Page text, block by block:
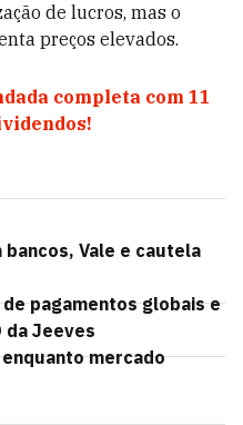
de lucros, mas o
preços elevados.
completa com 11
Vale e cautela
pagamentos globais e
da Jeeves
mercado